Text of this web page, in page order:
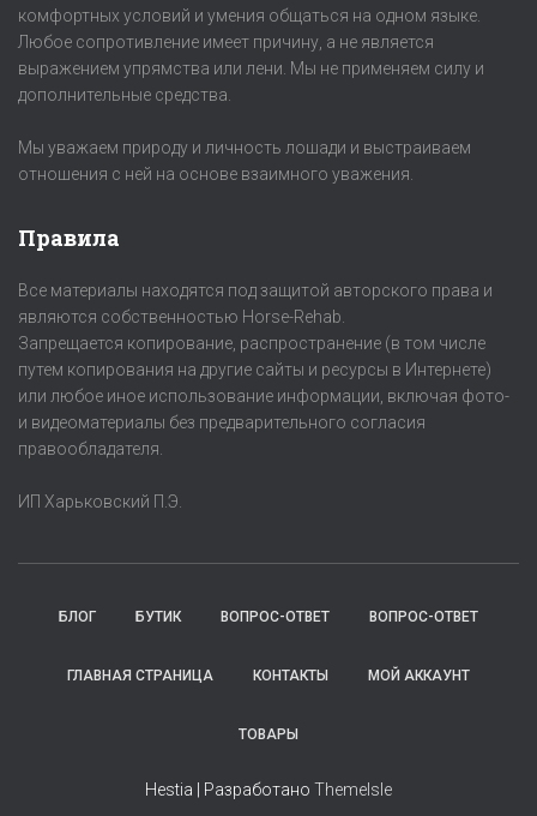
комфортных условий и умения общаться на одном языке.
Любое сопротивление имеет причину, а не является
выражением упрямства или лени. Мы не применяем силу и
дополнительные средства.
Мы уважаем природу и личность лошади и выстраиваем
отношения с ней на основе взаимного уважения.
Правила
Все материалы находятся под защитой авторского права и
являются собственностью Horse-Rehab.
Запрещается копирование, распространение (в том числе
путем копирования на другие сайты и ресурсы в Интернете)
или любое иное использование информации, включая фото-
и видеоматериалы без предварительного согласия
правообладателя.
ИП Харьковский П.Э.
БЛОГ БУТИК ВОПРОС-ОТВЕТ ВОПРОС-ОТВЕТ
ГЛАВНАЯ СТРАНИЦА КОНТАКТЫ МОЙ АККАУНТ
ТОВАРЫ
Hestia | Разработано ThemeIsle